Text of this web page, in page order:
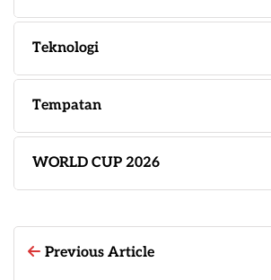
Teknologi
Tempatan
WORLD CUP 2026
Previous Article